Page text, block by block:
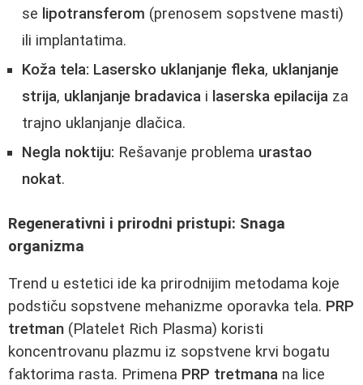
se lipotransferom (prenosem sopstvene masti)
ili implantatima.
Koža tela: Lasersko uklanjanje fleka, uklanjanje
strija, uklanjanje bradavica i laserska epilacija za
trajno uklanjanje dlačica.
Negla noktiju: Rešavanje problema urastao
nokat.
Regenerativni i prirodni pristupi: Snaga
organizma
Trend u estetici ide ka prirodnijim metodama koje
podstiču sopstvene mehanizme oporavka tela. PRP
tretman (Platelet Rich Plasma) koristi
koncentrovanu plazmu iz sopstvene krvi bogatu
faktorima rasta. Primena PRP tretmana na lice